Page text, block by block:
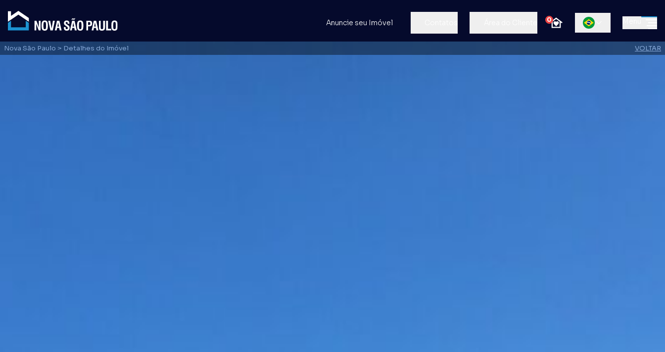
Anuncie seu Imóvel 0
Nova São Paulo > Detalhes do Imóvel VOLTAR